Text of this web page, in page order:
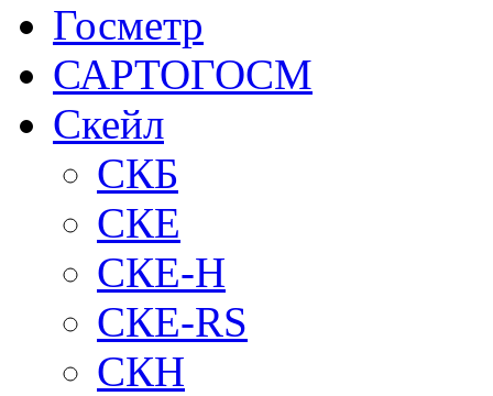
Госметр
САРТОГОСМ
Скейл
СКБ
СКЕ
СКЕ-H
СКЕ-RS
СКН